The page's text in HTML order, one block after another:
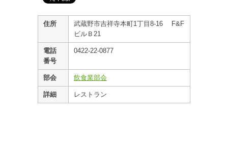
住所
武蔵野市吉祥寺本町1丁目8-16 F&F
ビルＢ21
電話
番号
0422-22-0877
部会 飲食業部会
詳細 レストラン